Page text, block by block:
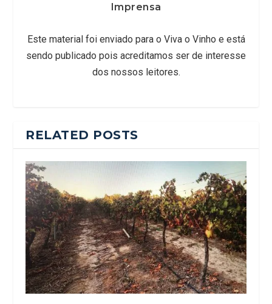
Imprensa
Este material foi enviado para o Viva o Vinho e está
sendo publicado pois acreditamos ser de interesse
dos nossos leitores.
RELATED POSTS